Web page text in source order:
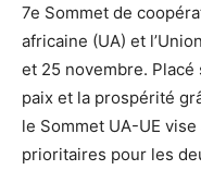
7e Sommet de
africaine (UA) et
et 25 novembre.
paix et la prospérité
le Sommet UA-UE
prioritaires pour les